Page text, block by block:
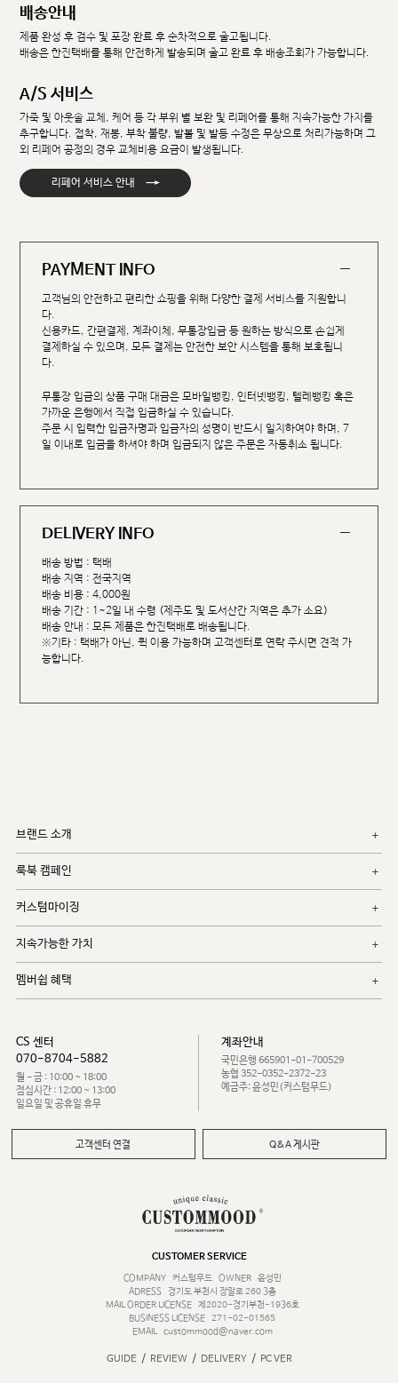
배송안내
제품 완성 후 검수 및 포장 완료 후 순차적으로 출고됩니다.
배송은 한진택배를 통해 안전하게 발송되며 출고 완료 후 배송조회가 가능합니다.
A/S 서비스
가죽 및 아웃솔 교체, 케어 등 각 부위 별 보완 및 리페어를 통해 지속가능한 가치를
추구합니다. 접착, 재봉, 부착 불량, 발볼 및 발등 수정은 무상으로 처리가능하며 그
외 리페어 공정의 경우 교체비용 요금이 발생됩니다.
리페어 서비스 안내 →
PAYMENT INFO
고객님의 안전하고 편리한 쇼핑을 위해 다양한 결제 서비스를 지원합니
다.
신용카드, 간편결제, 계좌이체, 무통장입금 등 원하는 방식으로 손쉽게
결제하실 수 있으며, 모든 결제는 안전한 보안 시스템을 통해 보호됩니
다.
무통장 입금의 상품 구매 대금은 모바일뱅킹, 인터넷뱅킹, 텔레뱅킹 혹은
가까운 은행에서 직접 입금하실 수 있습니다.
주문 시 입력한 입금자명과 입금자의 성명이 반드시 일치하여야 하며, 7
일 이내로 입금을 하셔야 하며 입금되지 않은 주문은 자동취소 됩니다.
DELIVERY INFO
배송 방법 : 택배
배송 지역 : 전국지역
배송 비용 : 4,000원
배송 기간 : 1~2일 내 수령 (제주도 및 도서산간 지역은 추가 소요)
배송 안내 : 모든 제품은 한진택배로 배송됩니다.
※기타 : 택배가 아닌, 퀵 이용 가능하며 고객센터로 연락 주시면 견적 가
능합니다.
브랜드 소개
룩북 캠페인
커스텀마이징
지속가능한 가치
멤버쉽 혜택
CS 센터
070-8704-5882
월 - 금 : 10:00 ~ 18:00
점심시간 : 12:00 ~ 13:00
일요일 및 공휴일 휴무
계좌안내
국민은행 665901-01-700529
농협 352-0352-2372-23
예금주: 윤성민(커스텀무드)
고객센터 연결 Q&A 게시판
CUSTOMER SERVICE
COMPANY
커스텀무드 OWNER
윤성민
ADRESS
경기도 부천시 장말로 260 3층
MAIL ORDER LICENSE
제2020-경기부천-1936호
BUSINESS LICENSE 271-02-01565
EMAIL
custommood@naver.com
GUIDE / REVIEW / DELIVERY / PC VER